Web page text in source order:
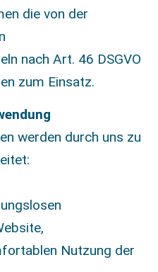
die von der
nach Art. 46 DSGVO
zum Einsatz.
werden durch uns zu
Nutzung der